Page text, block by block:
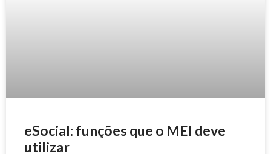
eSocial: funções que o MEI deve
utilizar